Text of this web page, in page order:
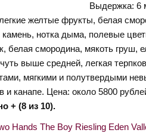
Выдержка: 6
желтые фрукты, белая
нотка дыма, полевые
белая смородина, мякоть груш,
выше средней, легкая
мягкими и полутвердыми
и канапе. Цена: около 5800
+ (8 из 10).